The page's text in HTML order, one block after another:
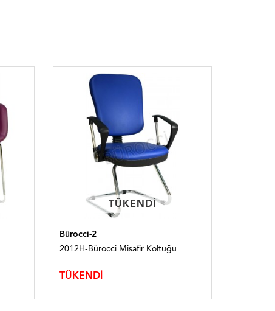
TÜKENDI
TÜKENDI
Bürocci-2
2012H-Bürocci Misafir Koltuğu
TÜKENDİ